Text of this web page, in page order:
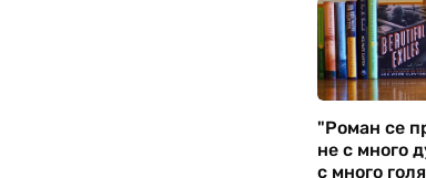
"Роман се
не с много
с много